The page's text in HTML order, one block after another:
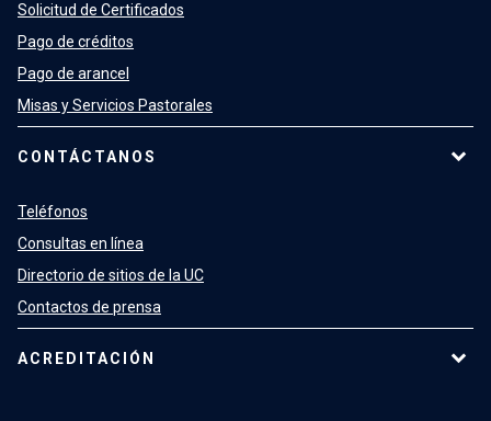
Solicitud de Certificados
Pago de créditos
Pago de arancel
Misas y Servicios Pastorales
CONTÁCTANOS
Teléfonos
Consultas en línea
Directorio de sitios de la UC
Contactos de prensa
ACREDITACIÓN